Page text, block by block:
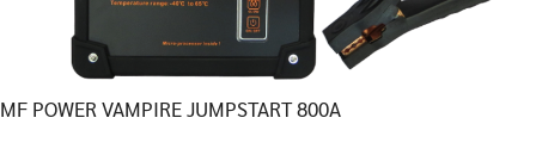
MF POWER VAMPIRE JUMPSTART 800A